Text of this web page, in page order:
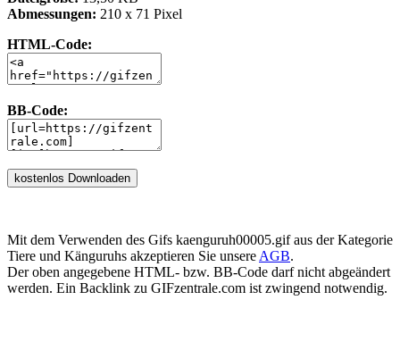
Abmessungen: 210 x 71 Pixel
HTML-Code:
BB-Code:
Mit dem Verwenden des Gifs kaenguruh00005.gif aus der Kategorie
Tiere und Känguruhs akzeptieren Sie unsere AGB.
Der oben angegebene HTML- bzw. BB-Code darf nicht abgeändert
werden. Ein Backlink zu GIFzentrale.com ist zwingend notwendig.